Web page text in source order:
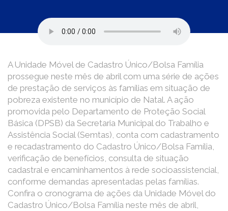
A Unidade Móvel de Cadastro Único/Bolsa Família
prossegue neste mês de abril com uma série de ações
de prestação de serviços às famílias em situação de
pobreza existente no município de Natal. A ação
promovida pelo Departamento de Proteção Social
Básica (DPSB) da Secretaria Municipal do Trabalho e
Assistência Social (Semtas), conta com cadastramento
e recadastramento do Cadastro Único/Bolsa Família,
verificação de benefícios, consulta de situação
cadastral e encaminhamentos à rede socioassistencial,
conforme demandas apresentadas pelas famílias.
Confira o cronograma de ações da Unidade Móvel do
Cadastro Único/Bolsa Família neste mês de abril,